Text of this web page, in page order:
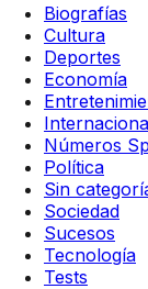
Biografías
Cultura
Deportes
Economía
Números
Política
Sin
Sociedad
Sucesos
Tecnología
Tests